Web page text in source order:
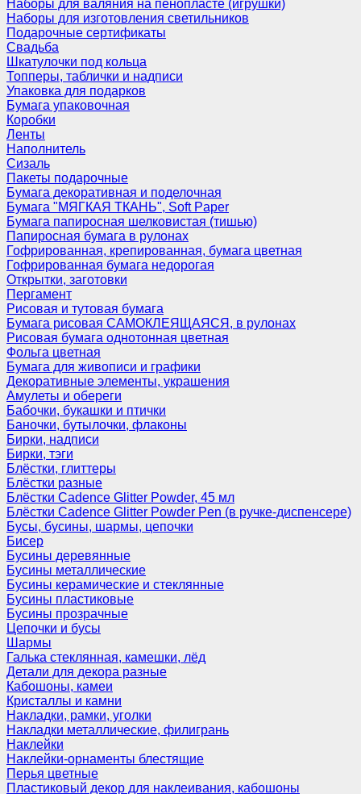
Наборы для валяния на пенопласте (игрушки)
Наборы для изготовления светильников
Подарочные сертификаты
Свадьба
Шкатулочки под кольца
Топперы, таблички и надписи
Упаковка для подарков
Бумага упаковочная
Коробки
Ленты
Наполнитель
Сизаль
Пакеты подарочные
Бумага декоративная и поделочная
Бумага "МЯГКАЯ ТКАНЬ", Soft Paper
Бумага папиросная шелковистая (тишью)
Папиросная бумага в рулонах
Гофрированная, крепированная, бумага цветная
Гофрированная бумага недорогая
Открытки, заготовки
Пергамент
Рисовая и тутовая бумага
Бумага рисовая САМОКЛЕЯЩАЯСЯ, в рулонах
Рисовая бумага однотонная цветная
Фольга цветная
Бумага для живописи и графики
Декоративные элементы, украшения
Амулеты и обереги
Бабочки, букашки и птички
Баночки, бутылочки, флаконы
Бирки, надписи
Бирки, тэги
Блёстки, глиттеры
Блёстки разные
Блёстки Cadence Glitter Powder, 45 мл
Блёстки Cadence Glitter Powder Pen (в ручке-диспенсере)
Бусы, бусины, шармы, цепочки
Бисер
Бусины деревянные
Бусины металлические
Бусины керамические и стеклянные
Бусины пластиковые
Бусины прозрачные
Цепочки и бусы
Шармы
Галька стеклянная, камешки, лёд
Детали для декора разные
Кабошоны, камеи
Кристаллы и камни
Накладки, рамки, уголки
Накладки металлические, филигрань
Наклейки
Наклейки-орнаменты блестящие
Перья цветные
Пластиковый декор для наклеивания, кабошоны